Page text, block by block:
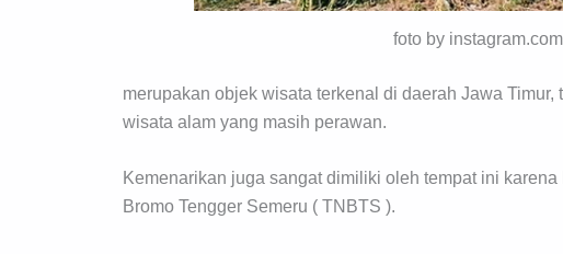
foto by
merupakan objek wisata terkenal di daerah Jawa
wisata alam yang masih perawan.
Kemenarikan juga sangat dimiliki oleh tempat ini
Bromo Tengger Semeru ( TNBTS ).